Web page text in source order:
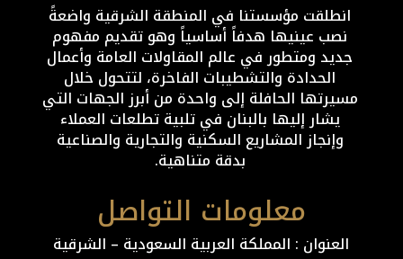
انطلقت مؤسستنا في المنطقة الشرقية واضعةً
نصب عينيها هدفاً أساسياً وهو تقديم مفهوم
جديد ومتطور في عالم المقاولات العامة وأعمال
الحدادة والتشطيبات الفاخرة، لتتحول خلال
مسيرتها الحافلة إلى واحدة من أبرز الجهات التي
يشار إليها بالبنان في تلبية تطلعات العملاء
وإنجاز المشاريع السكنية والتجارية والصناعية
بدقة متناهية.
معلومات التواصل
العنوان : المملكة العربية السعودية – الشرقية